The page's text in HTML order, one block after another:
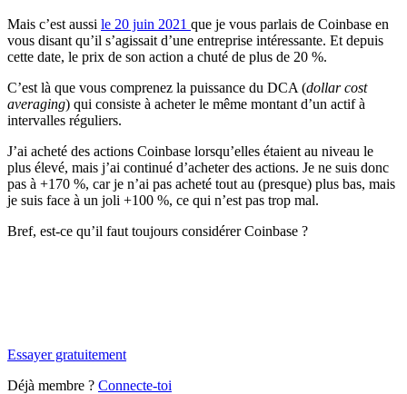
Mais c’est aussi le 20 juin 2021 que je vous parlais de Coinbase en
vous disant qu’il s’agissait d’une entreprise intéressante. Et depuis
cette date, le prix de son action a chuté de plus de 20 %.
C’est là que vous comprenez la puissance du DCA (dollar cost
averaging) qui consiste à acheter le même montant d’un actif à
intervalles réguliers.
J’ai acheté des actions Coinbase lorsqu’elles étaient au niveau le
plus élevé, mais j’ai continué d’acheter des actions. Je ne suis donc
pas à +170 %, car je n’ai pas acheté tout au (presque) plus bas, mais
je suis face à un joli +100 %, ce qui n’est pas trop mal.
Bref, est-ce qu’il faut toujours considérer Coinbase ?
Essayer gratuitement
Déjà membre ? Connecte-toi